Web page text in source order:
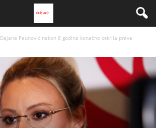
Dajana Paunović nakon 8 godina konačno otkrila prave